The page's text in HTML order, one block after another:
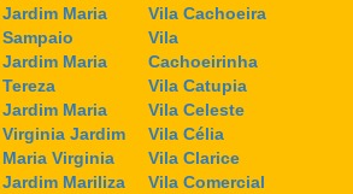
Jardim Maria
Sampaio
Jardim Maria
Tereza
Jardim Maria
Virginia Jardim
Maria Virginia
Jardim Mariliza
Vila Cachoeira
Vila
Cachoeirinha
Vila Catupia
Vila Celeste
Vila Célia
Vila Clarice
Vila Comercial